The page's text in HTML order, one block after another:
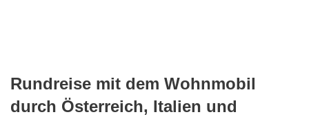
Rundreise mit dem Wohnmobil
durch Österreich, Italien und